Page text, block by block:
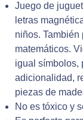
Juego de
letras
niños.
matemáticos.
igual símbolos,
adicionalidad,
piezas de
No es tóxico y